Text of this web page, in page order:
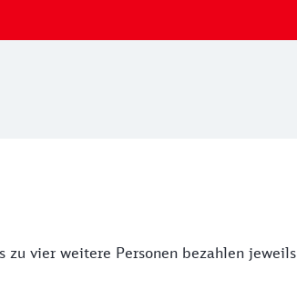
zu vier weitere Personen bezahlen jeweils